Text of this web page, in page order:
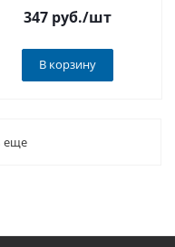
347 руб./шт
В корзину
еще